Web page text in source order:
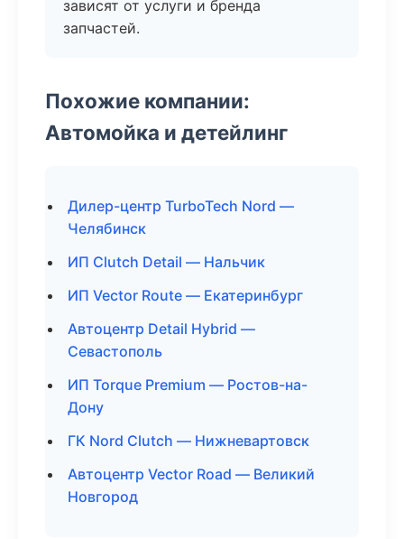
зависят от услуги и бренда
запчастей.
Похожие компании:
Автомойка и детейлинг
Дилер-центр TurboTech Nord —
Челябинск
ИП Clutch Detail — Нальчик
ИП Vector Route — Екатеринбург
Автоцентр Detail Hybrid —
Севастополь
ИП Torque Premium — Ростов-на-
Дону
ГК Nord Clutch — Нижневартовск
Автоцентр Vector Road — Великий
Новгород